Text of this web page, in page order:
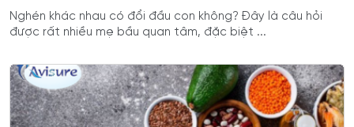
Nghén khác nhau có đổi đầu con không? Đây là câu hỏi
được rất nhiều mẹ bầu quan tâm, đặc biệt ...